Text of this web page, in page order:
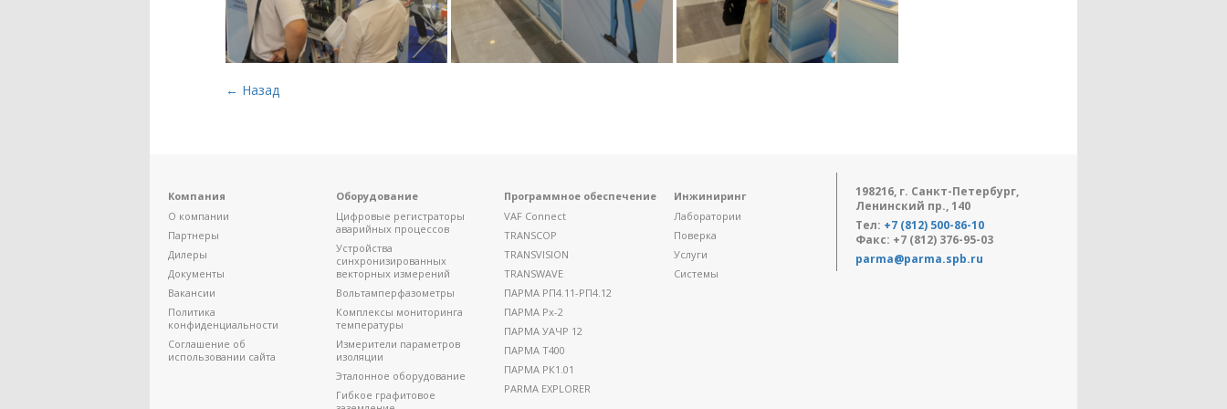
← Назад
Компания
О компании
Партнеры
Дилеры
Документы
Вакансии
Политика
конфиденциальности
Соглашение об
использовании сайта
Оборудование
Цифровые регистраторы
аварийных процессов
Устройства
синхронизированных
векторных измерений
Вольтамперфазометры
Комплексы мониторинга
температуры
Измерители параметров
изоляции
Эталонное оборудование
Гибкое графитовое
Программное обеспечение
VAF Connect
TRANSCOP
TRANSVISION
TRANSWAVE
ПАРМА РП4.11-РП4.12
ПАРМА Рх-2
ПАРМА УАЧР 12
ПАРМА Т400
ПАРМА РК1.01
PARMA EXPLORER
Инжиниринг
Лаборатории
Поверка
Услуги
Системы
198216, г. Санкт-Петербург,
Ленинский пр., 140
Тел: +7 (812) 500-86-10
Факс: +7 (812) 376-95-03
parma@parma.spb.ru